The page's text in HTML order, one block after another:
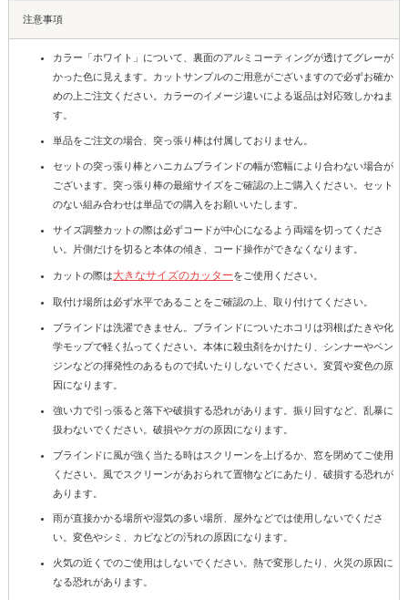
注意事項
カラー「ホワイト」について、裏面のアルミコーティングが透けてグレーが
かった色に見えます。カットサンプルのご用意がございますので必ずお確か
めの上ご注文ください。カラーのイメージ違いによる返品は対応致しかねま
す。
単品をご注文の場合、突っ張り棒は付属しておりません。
セットの突っ張り棒とハニカムブラインドの幅が窓幅により合わない場合が
ございます。突っ張り棒の最縮サイズをご確認の上ご購入ください。セット
のない組み合わせは単品での購入をお願いいたします。
サイズ調整カットの際は必ずコードが中心になるよう両端を切ってくださ
い。片側だけを切ると本体の傾き、コード操作ができなくなります。
カットの際は大きなサイズのカッターをご使用ください。
取付け場所は必ず水平であることをご確認の上、取り付けてください。
ブラインドは洗濯できません。ブラインドについたホコリは羽根ばたきや化
学モップで軽く払ってください。本体に殺虫剤をかけたり、シンナーやベン
ジンなどの揮発性のあるもので拭いたりしないでください。変質や変色の原
因になります。
強い力で引っ張ると落下や破損する恐れがあります。振り回すなど、乱暴に
扱わないでください。破損やケガの原因になります。
ブラインドに風が強く当たる時はスクリーンを上げるか、窓を閉めてご使用
ください。風でスクリーンがあおられて置物などにあたり、破損する恐れが
あります。
雨が直接かかる場所や湿気の多い場所、屋外などでは使用しないでくださ
い。変色やシミ、カビなどの汚れの原因になります。
火気の近くでのご使用はしないでください。熱で変形したり、火災の原因に
なる恐れがあります。